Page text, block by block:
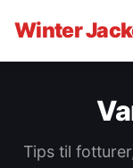
Winter
Tips til